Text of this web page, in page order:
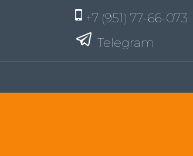
+7 (951) 77-66-073
Telegram